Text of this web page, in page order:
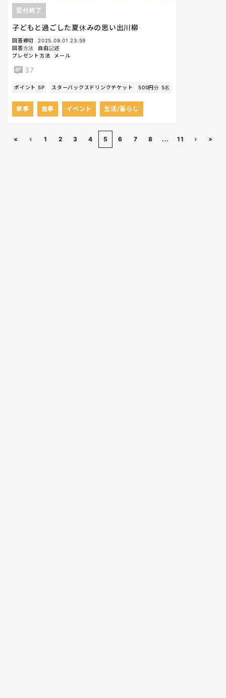
子どもと過ごした夏休みの思い出川柳
受付終了
回答締切
2025.09.01 23:59
回答方法
自由記述
プレゼント方法
メール
37
ポイント 5P スターバックスドリンクチケット 500円分 5名
家事 食事 イベント 生活/暮らし
1 2 3 4 5 6 7 8 ... 11